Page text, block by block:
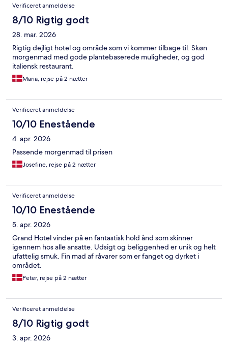
Verificeret anmeldelse
8/10 Rigtig godt
28. mar. 2026
Rigtig dejligt hotel og område som vi kommer tilbage til. Skøn
morgenmad med gode plantebaserede muligheder, og god
italiensk restaurant.
Maria, rejse på 2 nætter
Verificeret anmeldelse
10/10 Enestående
4. apr. 2026
Passende morgenmad til prisen
Josefine, rejse på 2 nætter
Verificeret anmeldelse
10/10 Enestående
5. apr. 2026
Grand Hotel vinder på en fantastisk hold ånd som skinner
igennem hos alle ansatte. Udsigt og beliggenhed er unik og helt
ufattelig smuk. Fin mad af råvarer som er fanget og dyrket i
området.
Peter, rejse på 2 nætter
Verificeret anmeldelse
8/10 Rigtig godt
3. apr. 2026